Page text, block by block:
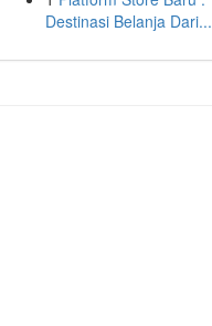
Destinasi Belanja Dari...